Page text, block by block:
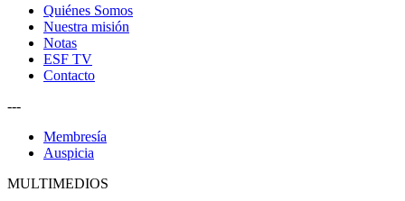
Quiénes Somos
Nuestra misión
Notas
ESF TV
Contacto
---
Membresía
Auspicia
MULTIMEDIOS